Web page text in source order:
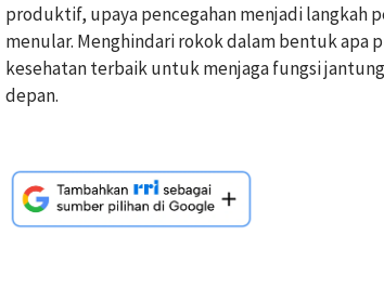
produktif, upaya pencegahan menjadi
menular. Menghindari rokok dalam bentuk apa
kesehatan terbaik untuk menjaga fungsi
depan.